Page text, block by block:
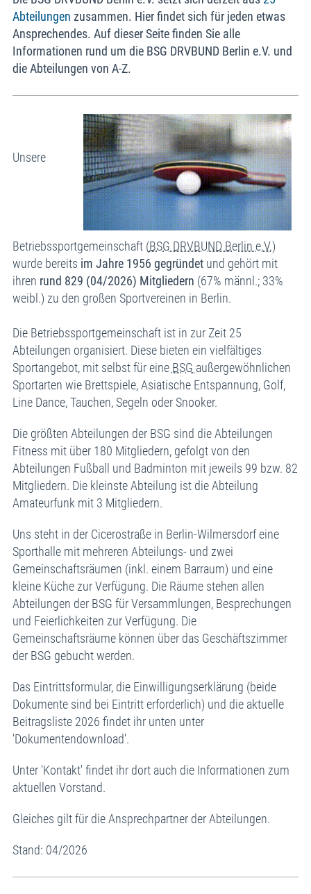
Abteilungen zusammen. Hier findet sich für jeden etwas
Ansprechendes. Auf dieser Seite finden Sie alle
Informationen rund um die BSG DRVBUND Berlin e.V. und
die Abteilungen von A-Z.
Unsere
Betriebssportgemeinschaft (BSG DRVBUND Berlin e.V.)
wurde bereits im Jahre 1956 gegründetund gehört mit
ihren rund 829 (04/2026) Mitgliedern (67% männl.; 33%
weibl.) zu den großen Sportvereinen in Berlin.
Die Betriebssportgemeinschaft ist in zur Zeit 25
Abteilungen organisiert. Diese bieten ein vielfältiges
Sportangebot, mit selbst für eine BSG außergewöhnlichen
Sportarten wie Brettspiele, Asiatische Entspannung, Golf,
Line Dance, Tauchen, Segeln oder Snooker.
Die größten Abteilungen der BSG sind die Abteilungen
Fitness mit über 180 Mitgliedern, gefolgt von den
Abteilungen Fußball und Badminton mit jeweils 99 bzw. 82
Mitgliedern. Die kleinste Abteilung ist die Abteilung
Amateurfunk mit 3 Mitgliedern.
Uns steht in der Cicerostraße in Berlin-Wilmersdorf eine
Sporthalle mit mehreren Abteilungs- und zwei
Gemeinschaftsräumen (inkl. einem Barraum) und eine
kleine Küche zur Verfügung. Die Räume stehen allen
Abteilungen der BSG für Versammlungen, Besprechungen
und Feierlichkeiten zur Verfügung. Die
Gemeinschaftsräume können über das Geschäftszimmer
der BSG gebucht werden.
Das Eintrittsformular, die Einwilligungserklärung (beide
Dokumente sind bei Eintritt erforderlich) und die aktuelle
Beitragsliste 2026 findet ihr unten unter
'Dokumentendownload'.
Unter 'Kontakt' findet ihr dort auch die Informationen zum
aktuellen Vorstand.
Gleiches gilt für die Ansprechpartner der Abteilungen.
Stand: 04/2026